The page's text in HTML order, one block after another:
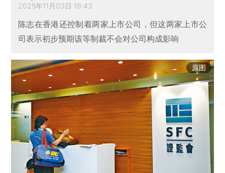
2025年11月03日 19:43
陈志在香港还控制着两家上市公司，但这两家上市公
司表示初步预期该等制裁不会对公司构成影响
原图